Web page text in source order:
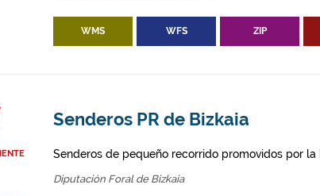
WMS WFS ZIP
Senderos PR de Bizkaia
Senderos de pequeño recorrido promovidos por la
Diputación Foral de Bizkaia